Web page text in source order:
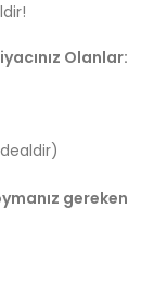
Olanlar:
gereken